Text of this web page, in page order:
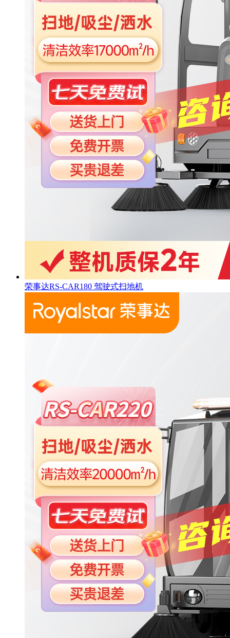
荣事达RS-CAR180 驾驶式扫地机